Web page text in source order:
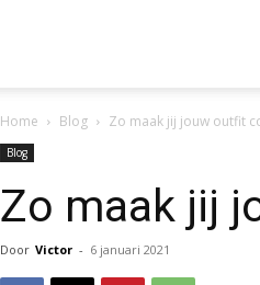
Home Blog Zo maak jij jouw outfit
Blog
Zo maak jij
Door Victor - 6 januari 2021